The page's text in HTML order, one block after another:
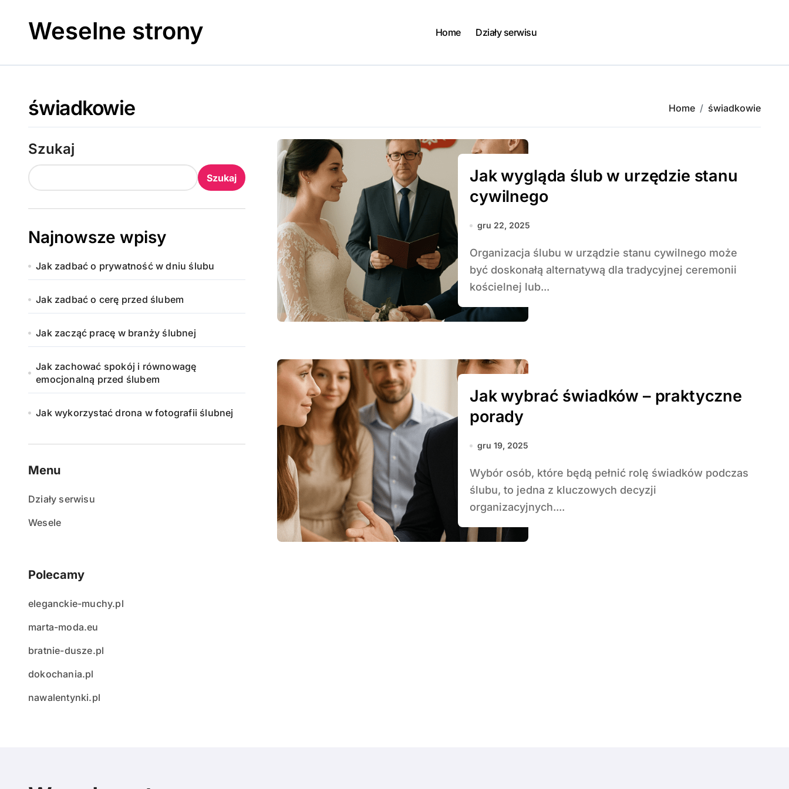
contentWeselne strony Home Działy serwisu
świadkowie Home świadkowie
Szukaj
Szukaj
Najnowsze wpisy
Jak zadbać o prywatność w dniu ślubu
Jak zadbać o cerę przed ślubem
Jak zacząć pracę w branży ślubnej
Jak zachować spokój i równowagę
emocjonalną przed ślubem
Jak wykorzystać drona w fotografii ślubnej
Menu
Działy serwisu
Wesele
Polecamy
eleganckie-muchy.pl
marta-moda.eu
bratnie-dusze.pl
dokochania.pl
nawalentynki.pl
Jak wygląda ślub w urzędzie stanu
cywilnego
gru 22, 2025
Organizacja ślubu w urządzie stanu cywilnego może
być doskonałą alternatywą dla tradycyjnej ceremonii
kościelnej lub...
Jak wybrać świadków – praktyczne
porady
gru 19, 2025
Wybór osób, które będą pełnić rolę świadków podczas
ślubu, to jedna z kluczowych decyzji
organizacyjnych....